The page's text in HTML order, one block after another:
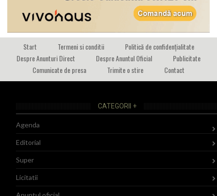
Start Termeni si conditii
Politică de confidențialitate
Despre Anunturi Direct
Despre Anuntul Oficial
Publicitate
Comunicate de presa
Trimite o stire Contact
CATEGORII +
Agenda
Editorial
Super
Licitatii